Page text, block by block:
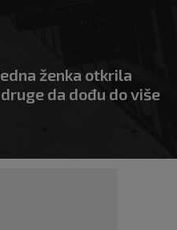
ženka otkrila
da dođu do više